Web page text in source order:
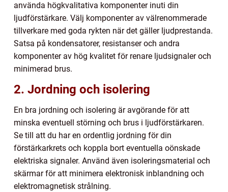
använda högkvalitativa komponenter inuti din
ljudförstärkare. Välj komponenter av välrenommerade
tillverkare med goda rykten när det gäller ljudprestanda.
Satsa på kondensatorer, resistanser och andra
komponenter av hög kvalitet för renare ljudsignaler och
minimerad brus.
2. Jordning och isolering
En bra jordning och isolering är avgörande för att
minska eventuell störning och brus i ljudförstärkaren.
Se till att du har en ordentlig jordning för din
förstärkarkrets och koppla bort eventuella oönskade
elektriska signaler. Använd även isoleringsmaterial och
skärmar för att minimera elektronisk inblandning och
elektromagnetisk strålning.